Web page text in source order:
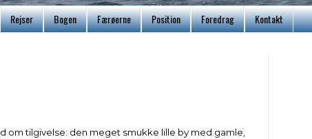
Rejser Bogen Færøerne Position Foredrag Kontakt
om tilgivelse: den meget smukke lille by med gamle,